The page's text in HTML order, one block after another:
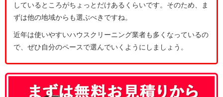
しているところがちょっとだけあるくらいです。そのため、ま
ずは他の地域からも選ぶべきですね。
近年は使いやすいハウスクリーニング業者も多くなっているの
で、ぜひ自分のペースで選んでいくようにしましょう。